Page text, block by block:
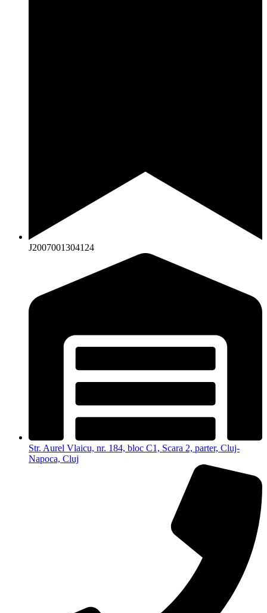
J2007001304124
Str. Aurel Vlaicu, nr. 184, bloc C1, Scara 2, parter, Cluj-
Napoca, Cluj